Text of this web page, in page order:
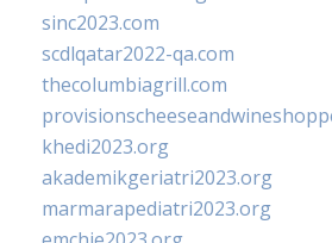
sinc2023.com
scdlqatar2022-qa.com
thecolumbiagrill.com
khedi2023.org
akademikgeriatri2023.org
marmarapediatri2023.org